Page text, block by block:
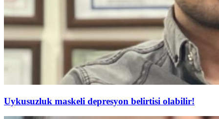
Uykusuzluk maskeli depresyon belirtisi olabilir!